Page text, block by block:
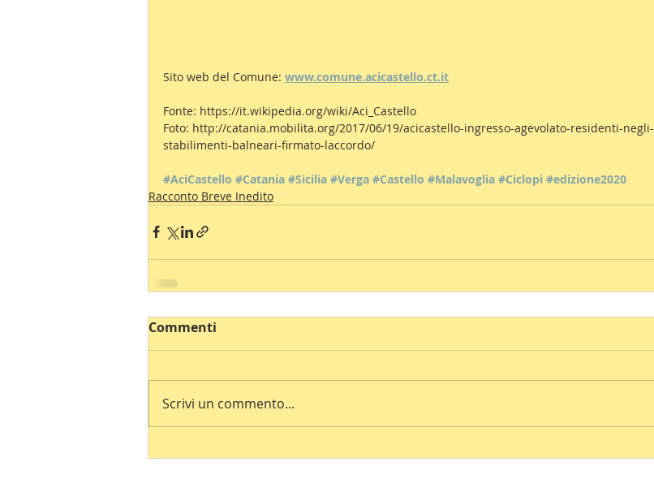
Sito web del Comune: www.comune.acicastello.ct.it
Fonte: https://it.wikipedia.org/wiki/Aci_Castello
Foto: http://catania.mobilita.org/2017/06/19/acicastello-ingresso-agevolato-residenti-negli-
stabilimenti-balneari-firmato-laccordo/
#AciCastello #Catania #Sicilia #Verga #Castello #Malavoglia #Ciclopi #edizione2020
Racconto Breve Inedito
Commenti
Scrivi un commento...